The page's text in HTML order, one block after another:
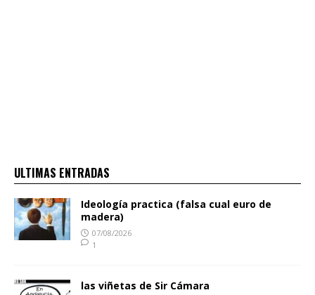
ULTIMAS ENTRADAS
Ideología practica (falsa cual euro de
madera)
07/08/2026
1
las viñetas de Sir Cámara